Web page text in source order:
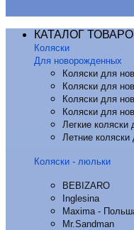
КАТАЛОГ
Коляски
Для новорожденных
Коляски для
Коляски для
Коляски для
Коляски для
Легкие
Летние
Коляски - люльки
BEBIZARO
Inglesina
Maxima -
Mr.Sandman